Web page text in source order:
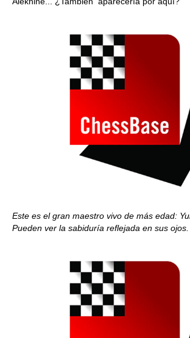
Este es el gran maestro vivo de más edad:
Pueden ver la sabiduría reflejada en sus ojos.